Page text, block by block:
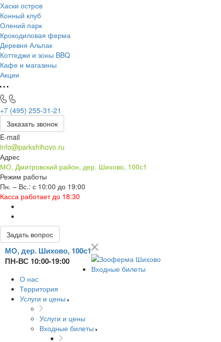
Хаски остров
Конный клуб
Олений парк
Крокодиловая ферма
Деревня Альпак
Коттеджи и зоны BBQ
Кафе и магазины
Акции
+7 (495) 255-31-21
Заказать звонок
E-mail
info@parkshihovo.ru
Адрес
МО, Дмитровский район, дер. Шихово, 100с1
Режим работы
Пн. – Вс.: с 10:00 до 19:00
Касса работает до 18:30
Задать вопрос
МО, дер. Шихово, 100с1
ПН-ВС 10:00-19:00
Входные билеты
О нас
Территория
Услуги и цены
Услуги и цены
Входные билеты